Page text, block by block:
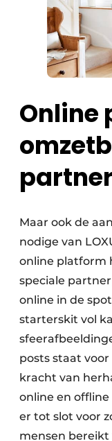
Online
Maar ook de
nodige van
online platform
speciale
online in de
starterskit vol
posts staat
kracht van
online en
er tot slot voor
mensen bereikt